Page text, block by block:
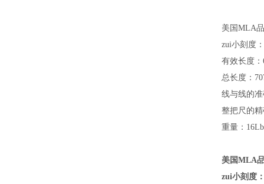
美国MLA
zui小刻度
有效长度：
总长度：
线与线的准
整把尺的精
重量：
美国MLA
zui小刻度